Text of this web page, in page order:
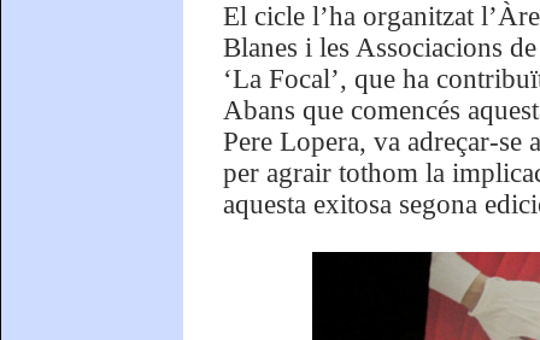
El cicle l’ha organitzat
Blanes i les Associacions
‘La Focal’, que ha
Abans que comencés
Pere Lopera, va adreçar-
per agrair tothom la
aquesta exitosa segona